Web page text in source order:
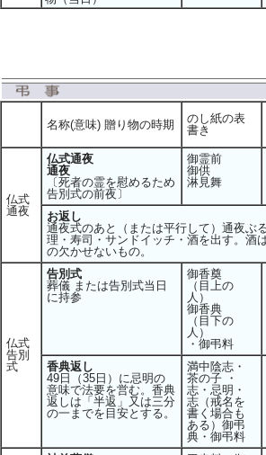
名称(意味) 贈り物の時期
のし紙の表
書き
仏式
通夜
仏式通夜
通夜
〔死者の霊を慰めるため
告別式の前夜〕
御霊前
御供
淋見舞
お返し
通夜式のあと（または平行して）通夜ぶ
理・寿司・サンドイッチ・酒を出す。酒
の欠かせないもの。
仏式
告別
式
告別式
葬儀 または告別式当日
に持参
御香奠
（目上の
人）
御香典
（目下の
人）
・御弔料
香典返し
49日（35日）に忌明の
意味で法要を営む。香典
返しは「半返」又は三分
の一までを目安とする。
満中陰志・
茶の子 ・
志・忌明・
志（戒名を
書く場合も
ある）御弔
典・御弔料